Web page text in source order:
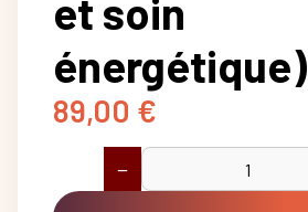
et soin
énergétique)
89,00 €
quantité
−